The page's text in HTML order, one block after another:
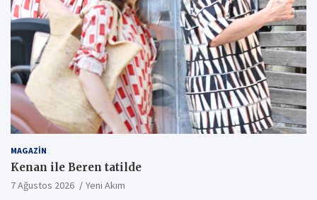
MAGAZIN
Kenan ile Beren tatilde
7 Ağustos 2026 Yeni Akım